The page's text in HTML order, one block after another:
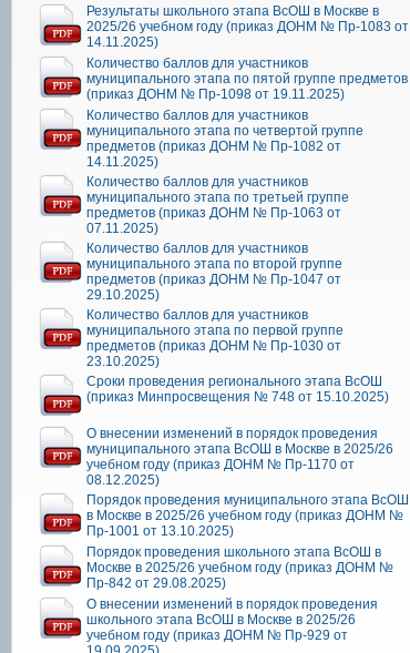
Результаты школьного этапа ВсОШ в Москве в
2025/26 учебном году (приказ ДОНМ № Пр-1083 от
14.11.2025)
Количество баллов для участников
муниципального этапа по пятой группе предметов
(приказ ДОНМ № Пр-1098 от 19.11.2025)
Количество баллов для участников
муниципального этапа по четвертой группе
предметов (приказ ДОНМ № Пр-1082 от
14.11.2025)
Количество баллов для участников
муниципального этапа по третьей группе
предметов (приказ ДОНМ № Пр-1063 от
07.11.2025)
Количество баллов для участников
муниципального этапа по второй группе
предметов (приказ ДОНМ № Пр-1047 от
29.10.2025)
Количество баллов для участников
муниципального этапа по первой группе
предметов (приказ ДОНМ № Пр-1030 от
23.10.2025)
Сроки проведения регионального этапа ВсОШ
(приказ Минпросвещения № 748 от 15.10.2025)
О внесении изменений в порядок проведения
муниципального этапа ВсОШ в Москве в 2025/26
учебном году (приказ ДОНМ № Пр-1170 от
08.12.2025)
Порядок проведения муниципального этапа ВсОШ
в Москве в 2025/26 учебном году (приказ ДОНМ №
Пр-1001 от 13.10.2025)
Порядок проведения школьного этапа ВсОШ в
Москве в 2025/26 учебном году (приказ ДОНМ №
Пр-842 от 29.08.2025)
О внесении изменений в порядок проведения
школьного этапа ВсОШ в Москве в 2025/26
учебном году (приказ ДОНМ № Пр-929 от